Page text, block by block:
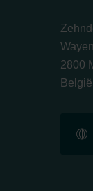
2800
België